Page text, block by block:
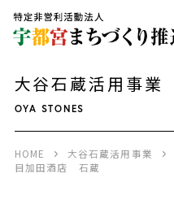
大谷石蔵活用事業
OYA STONES
HOME 大谷石蔵活用事業
目加田酒店 石蔵